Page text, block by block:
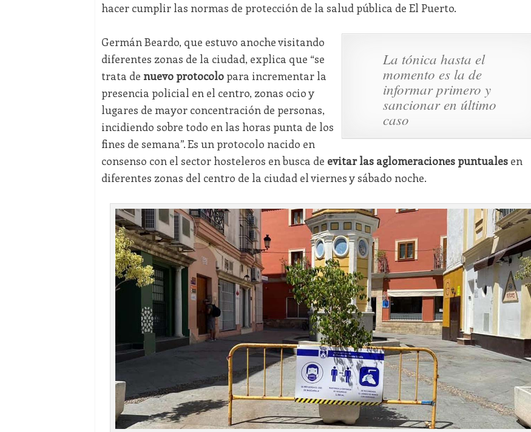
hacer cumplir las normas de protección de la salud pública de El Puerto.
La tónica hasta el
momento es la de
informar primero y
sancionar en último
caso
Germán Beardo, que estuvo anoche visitando
diferentes zonas de la ciudad, explica que “se
trata de nuevo protocolopara incrementar la
presencia policial en el centro, zonas ocio y
lugares de mayor concentración de personas,
incidiendo sobre todo en las horas punta de los
fines de semana”. Es un protocolo nacido en
consenso con el sector hosteleros en busca de evitar las aglomeraciones puntualesen
diferentes zonas del centro de la ciudad el viernes y sábado noche.